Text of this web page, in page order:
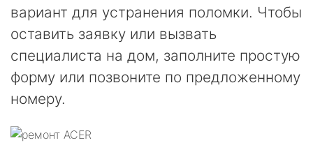
вариант для устранения поломки. Чтобы
оставить заявку или вызвать
специалиста на дом, заполните простую
форму или позвоните по предложенному
номеру.